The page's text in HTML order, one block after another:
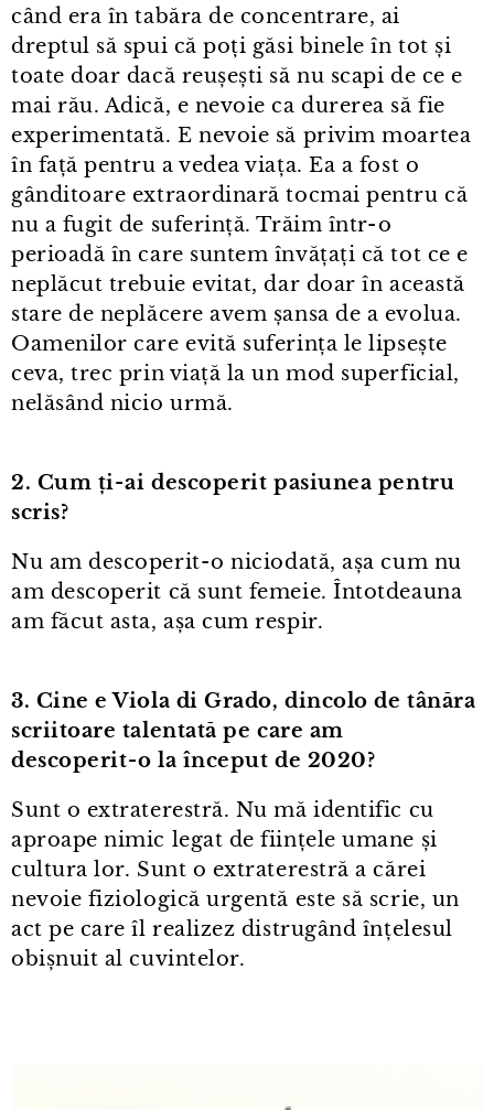
când era în tabăra de concentrare, ai
dreptul să spui că poți găsi binele în tot și
toate doar dacă reușești să nu scapi de ce e
mai rău. Adică, e nevoie ca durerea să fie
experimentată. E nevoie să privim moartea
în față pentru a vedea viața. Ea a fost o
gânditoare extraordinară tocmai pentru că
nu a fugit de suferință. Trăim într⁠-⁠o
perioadă în care suntem învățați că tot ce e
neplăcut trebuie evitat, dar doar în această
stare de neplăcere avem șansa de a evolua.
Oamenilor care evită suferința le lipsește
ceva, trec prin viață la un mod superficial,
nelăsând nicio urmă.
2. Cum ți⁠-⁠ai descoperit pasiunea pentru
scris?
Nu am descoperit⁠-⁠o niciodată, așa cum nu
am descoperit că sunt femeie. Întotdeauna
am făcut asta, așa cum respir.
3. Cine e Viola di Grado, dincolo de tânăra
scriitoare talentată pe care am
descoperit⁠-⁠o la început de 2020?
Sunt o extraterestră. Nu mă identific cu
aproape nimic legat de ființele umane și
cultura lor. Sunt o extraterestră a cărei
nevoie fiziologică urgentă este să scrie, un
act pe care îl realizez distrugând înțelesul
obișnuit al cuvintelor.